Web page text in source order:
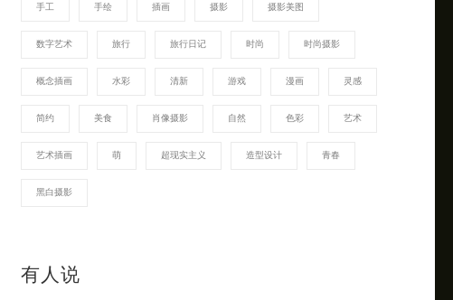
手工 手绘 插画 摄影 摄影美图
数字艺术 旅行 旅行日记 时尚 时尚摄影
概念插画 水彩 清新 游戏 漫画 灵感
简约 美食 肖像摄影 自然 色彩 艺术
艺术插画 萌 超现实主义 造型设计 青春
黑白摄影
有人说